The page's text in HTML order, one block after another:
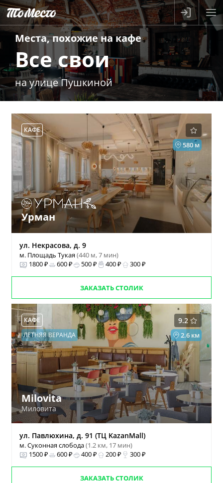
Места, похожие накафе
Все свои
на улице Пушкиной
КАФЕ
580 м
Урман
ул. Некрасова, д. 9
м. Площадь Тукая(440 м, 7 мин)
1800 ₽
600 ₽ 500 ₽ 400 ₽ 300 ₽
ЗАКАЗАТЬ СТОЛИК
9.2
КАФЕ
2.6 км
ЛЕТНЯЯ ВЕРАНДА
Milovita
Миловита
ул. Павлюхина, д. 91 (ТЦ KazanMall)
м. Суконная слобода(1.2 км, 17 мин)
1500 ₽
600 ₽ 400 ₽ 200 ₽ 300 ₽
ЗАКАЗАТЬ СТОЛИК